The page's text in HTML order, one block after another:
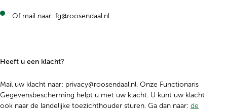
Of mail naar: fg@roosendaal.nl
Heeft u een klacht?
Mail uw klacht naar: privacy@roosendaal.nl. Onze Functionaris
Gegevensbescherming helpt u met uw klacht. U kunt uw klacht
ook naar de landelijke toezichthouder sturen. Ga dan naar: de